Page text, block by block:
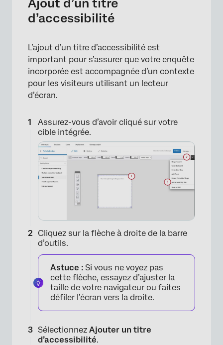
×
×
Ajout d’un titre
d’accessibilité
L’ajout d’un titre d’accessibilité est
important pour s’assurer que votre enquête
incorporée est accompagnée d’un contexte
pour les visiteurs utilisant un lecteur
d’écran.
Assurez-vous d’avoir cliqué sur votre
cible intégrée.
Cliquez sur la flèche à droite de la barre
d’outils.
Astuce : Si vous ne voyez pas
cette flèche, essayez d’ajuster la
taille de votre navigateur ou faites
défiler l’écran vers la droite.
Sélectionnez Ajouter un titre
d’accessibilité.